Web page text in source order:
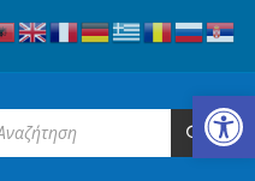
Ανοίξτε τη γραμμή εργαλείων